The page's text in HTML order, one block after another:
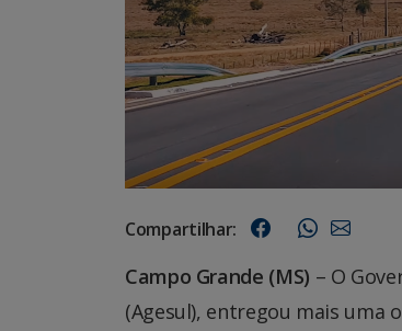
Compartilhar:
Campo Grande (MS) – O
(Agesul), entregou mais uma